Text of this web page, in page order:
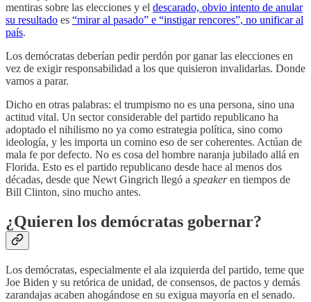
mentiras sobre las elecciones y el descarado, obvio intento de anular
su resultado es “mirar al pasado” e “instigar rencores”, no unificar al
país.
Los demócratas deberían pedir perdón por ganar las elecciones en
vez de exigir responsabilidad a los que quisieron invalidarlas. Donde
vamos a parar.
Dicho en otras palabras: el trumpismo no es una persona, sino una
actitud vital. Un sector considerable del partido republicano ha
adoptado el nihilismo no ya como estrategia política, sino como
ideología, y les importa un comino eso de ser coherentes. Actúan de
mala fe por defecto. No es cosa del hombre naranja jubilado allá en
Florida. Esto es el partido republicano desde hace al menos dos
décadas, desde que Newt Gingrich llegó a speakeren tiempos de
Bill Clinton, sino mucho antes.
¿Quieren los demócratas gobernar?
Los demócratas, especialmente el ala izquierda del partido, teme que
Joe Biden y su retórica de unidad, de consensos, de pactos y demás
zarandajas acaben ahogándose en su exigua mayoría en el senado.